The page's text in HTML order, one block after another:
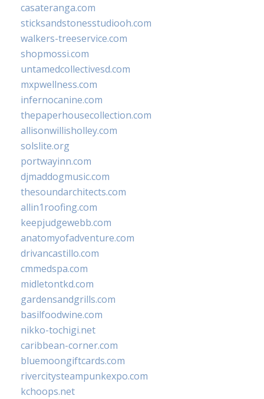
casateranga.com
sticksandstonesstudiooh.com
walkers-treeservice.com
shopmossi.com
untamedcollectivesd.com
mxpwellness.com
infernocanine.com
thepaperhousecollection.com
allisonwillisholley.com
solslite.org
portwayinn.com
djmaddogmusic.com
thesoundarchitects.com
allin1roofing.com
keepjudgewebb.com
anatomyofadventure.com
drivancastillo.com
cmmedspa.com
midletontkd.com
gardensandgrills.com
basilfoodwine.com
nikko-tochigi.net
caribbean-corner.com
bluemoongiftcards.com
rivercitysteampunkexpo.com
kchoops.net